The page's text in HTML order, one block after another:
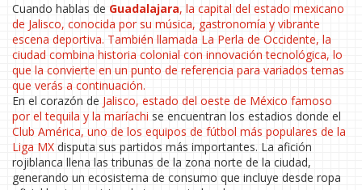
Cuando hablas de Guadalajara, la capital del estado mexicano
de Jalisco, conocida por su música, gastronomía y vibrante
escena deportiva. También llamada La Perla de Occidente, la
ciudad combina historia colonial con innovación tecnológica, lo
que la convierte en un punto de referencia para variados temas
que verás a continuación.
En el corazón de Jalisco, estado del oeste de México famoso
por el tequila y la maríachi se encuentran los estadios donde el
Club América, uno de los equipos de fútbol más populares de la
Liga MX disputa sus partidos más importantes. La afición
rojiblanca llena las tribunas de la zona norte de la ciudad,
generando un ecosistema de consumo que incluye desde ropa